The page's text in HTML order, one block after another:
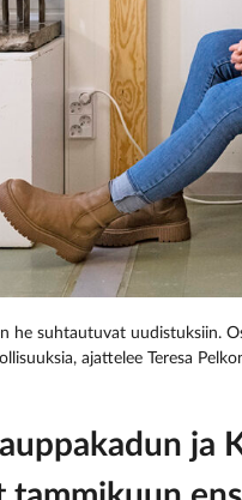
he suhtautuvat uudistuksiin.
ajattelee Teresa
ja